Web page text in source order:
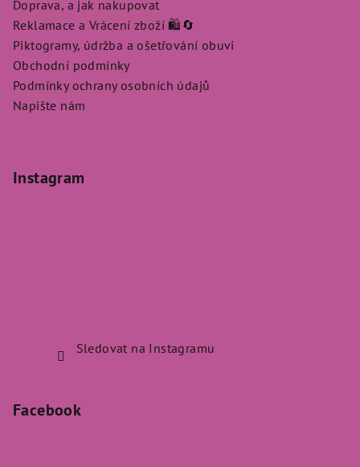
Doprava, a jak nakupovat
Reklamace a Vrácení zboží 🛍️🔄
Piktogramy, údržba a ošetřování obuvi
Obchodní podmínky
Podmínky ochrany osobních údajů
Napište nám
Instagram
Sledovat na Instagramu
Facebook